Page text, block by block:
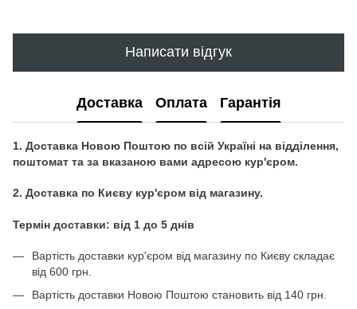
Написати відгук
Доставка Оплата Гарантія
1. Доставка Новою Поштою по всій Україні на відділення,
поштомат та за вказаною вами адресою кур'єром.
2. Доставка по Києву кур'єром від магазину.
Термін доставки: від 1 до 5 днів
Вартість доставки кур'єром від магазину по Києву складає
від 600 грн.
Вартість доставки Новою Поштою становить від 140 грн.